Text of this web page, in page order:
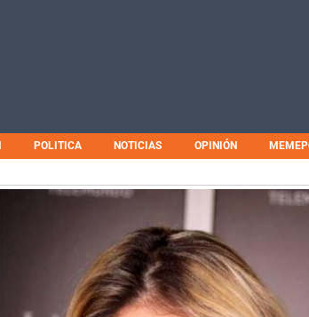
POLITICA NOTICIAS OPINIÓN